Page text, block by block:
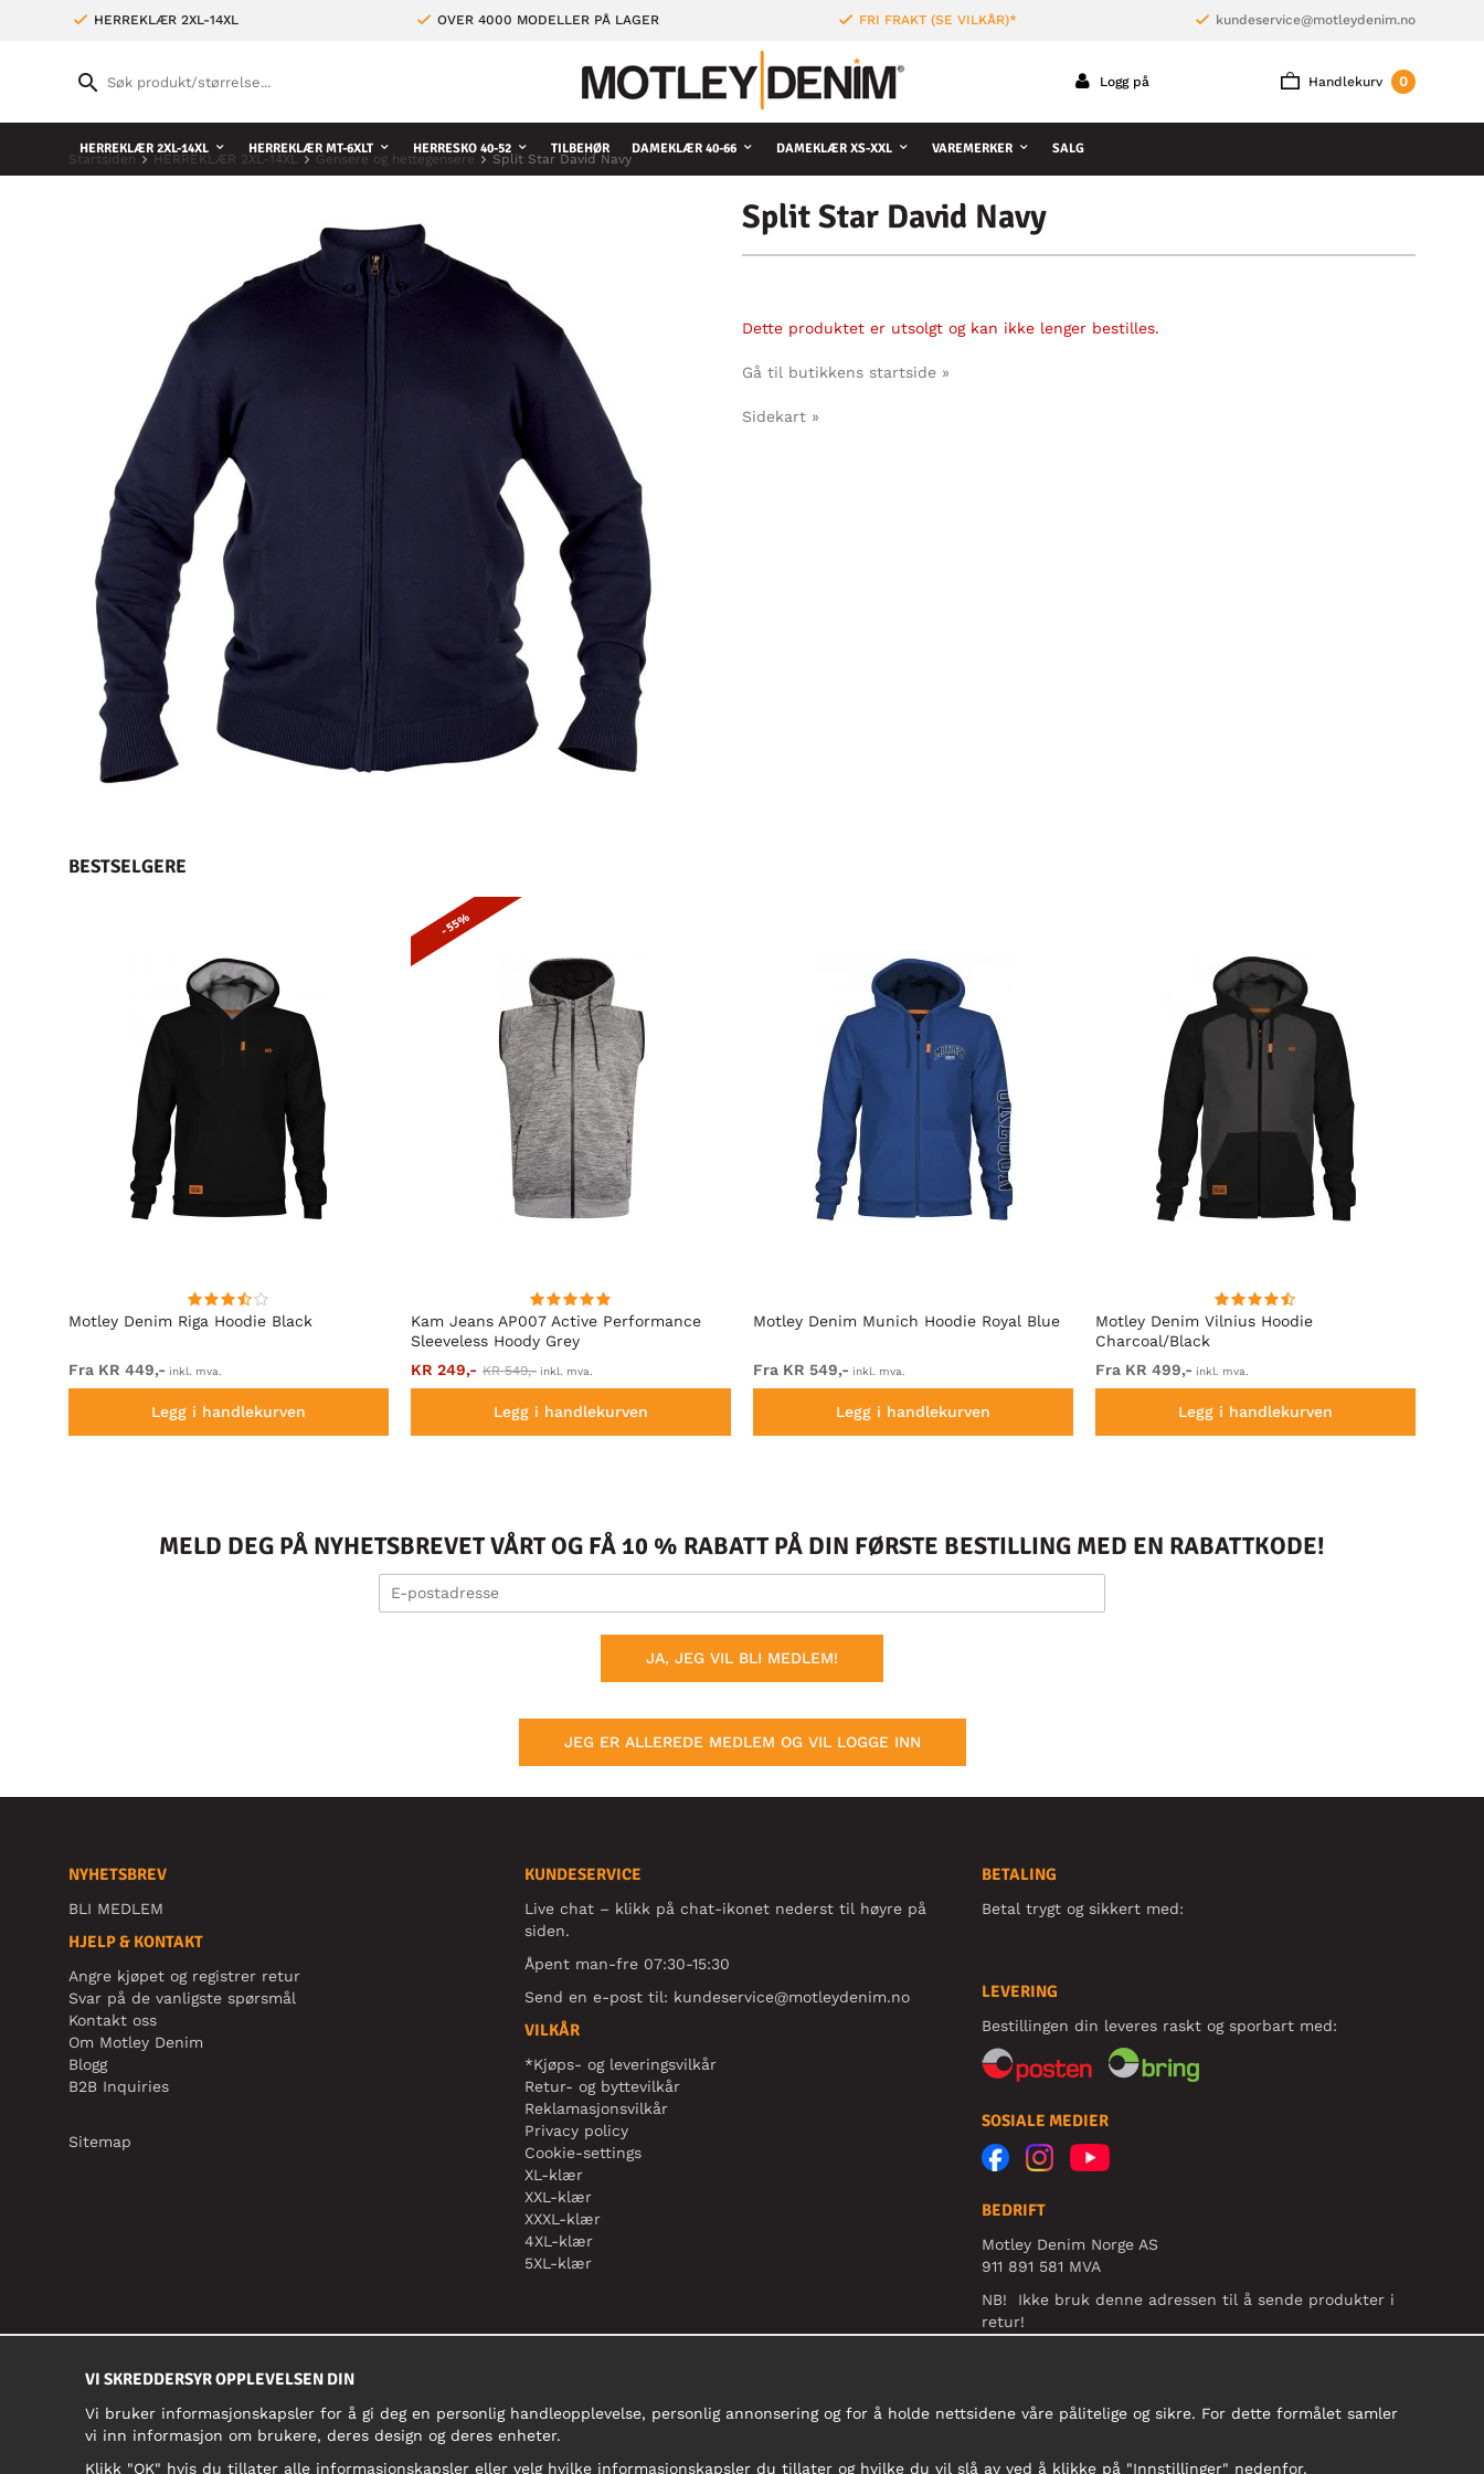
HERREKLÆR 2XL-14XL OVER 4000 MODELLER PÅ LAGER FRI FRAKT (SE VILKÅR)* kundeservice@motleydenim.no
Handlekurv 0
Logg på
HERREKLÆR 2XL-14XL HERREKLÆR MT-6XLT HERRESKO 40-52 TILBEHØR DAMEKLÆR 40-66 DAMEKLÆR XS-XXL VAREMERKER SALG
Startsiden HERREKLÆR 2XL-14XL Gensere og hettegensere Split Star David Navy
Split Star David Navy
Dette produktet er utsolgt og kan ikke lenger bestilles.
Gå til butikkens startside »
Sidekart »
BESTSELGERE
Motley Denim Riga Hoodie Black
Fra KR 449,- inkl. mva.
Legg i handlekurven
Kam Jeans AP007 Active Performance
Sleeveless Hoody Grey
- 55%
KR 249,- KR 549,- inkl. mva.
Legg i handlekurven
Motley Denim Munich Hoodie Royal Blue
Fra KR 549,- inkl. mva.
Legg i handlekurven
Motley Denim Vilnius Hoodie
Charcoal/Black
Fra KR 499,- inkl. mva.
Legg i handlekurven
MELD DEG PÅ NYHETSBREVET VÅRT OG FÅ 10 % RABATT PÅ DIN FØRSTE BESTILLING MED EN RABATTKODE!
JA, JEG VIL BLI MEDLEM!
JEG ER ALLEREDE MEDLEM OG VIL LOGGE INN
NYHETSBREV
BLI MEDLEM
HJELP & KONTAKT
Angre kjøpet og registrer retur
Svar på de vanligste spørsmål
Kontakt oss
Om Motley Denim
Blogg
B2B Inquiries
Sitemap
KUNDESERVICE
Live chat – klikk på chat-ikonet nederst til høyre på
siden.
Åpent man-fre 07:30-15:30
Send en e-post til: kundeservice@motleydenim.no
VILKÅR
*Kjøps- og leveringsvilkår
Retur- og byttevilkår
Reklamasjonsvilkår
Privacy policy
Cookie-settings
XL-klær
XXL-klær
XXXL-klær
4XL-klær
5XL-klær
BETALING
Betal trygt og sikkert med:
LEVERING
Bestillingen din leveres raskt og sporbart med:
SOSIALE MEDIER
BEDRIFT
Motley Denim Norge AS
911 891 581 MVA
NB! Ikke bruk denne adressen til å sende produkter i
retur!
VI SKREDDERSYR OPPLEVELSEN DIN
Vi bruker informasjonskapsler for å gi deg en personlig handleopplevelse, personlig annonsering og for å holde nettsidene våre pålitelige og sikre. For dette formålet samler
vi inn informasjon om brukere, deres design og deres enheter.
Klikk "OK" hvis du tillater alle informasjonskapsler eller velg hvilke informasjonskapsler du tillater og hvilke du vil slå av ved å klikke på "Innstillinger" nedenfor.